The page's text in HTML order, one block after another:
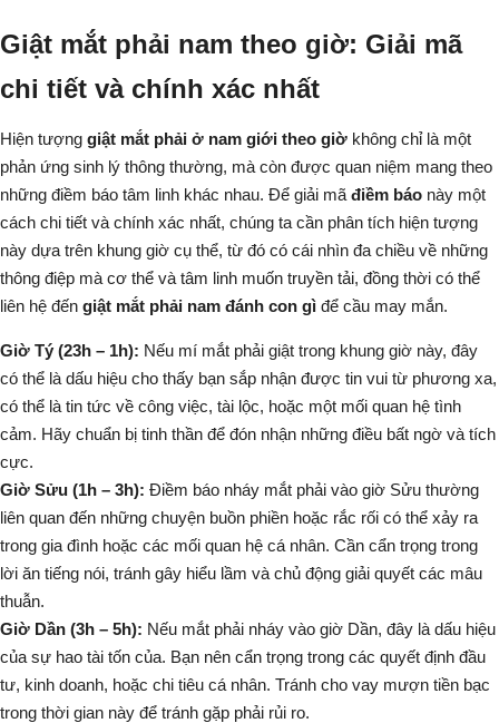
Giật mắt phải nam theo giờ: Giải mã
chi tiết và chính xác nhất
Hiện tượng giật mắt phải ở nam giới theo giờ không chỉ là một
phản ứng sinh lý thông thường, mà còn được quan niệm mang theo
những điềm báo tâm linh khác nhau. Để giải mã điềm báo này một
cách chi tiết và chính xác nhất, chúng ta cần phân tích hiện tượng
này dựa trên khung giờ cụ thể, từ đó có cái nhìn đa chiều về những
thông điệp mà cơ thể và tâm linh muốn truyền tải, đồng thời có thể
liên hệ đến giật mắt phải nam đánh con gì để cầu may mắn.
Giờ Tý (23h – 1h): Nếu mí mắt phải giật trong khung giờ này, đây
có thể là dấu hiệu cho thấy bạn sắp nhận được tin vui từ phương xa,
có thể là tin tức về công việc, tài lộc, hoặc một mối quan hệ tình
cảm. Hãy chuẩn bị tinh thần để đón nhận những điều bất ngờ và tích
cực.
Giờ Sửu (1h – 3h): Điềm báo nháy mắt phải vào giờ Sửu thường
liên quan đến những chuyện buồn phiền hoặc rắc rối có thể xảy ra
trong gia đình hoặc các mối quan hệ cá nhân. Cần cẩn trọng trong
lời ăn tiếng nói, tránh gây hiểu lầm và chủ động giải quyết các mâu
thuẫn.
Giờ Dần (3h – 5h): Nếu mắt phải nháy vào giờ Dần, đây là dấu hiệu
của sự hao tài tốn của. Bạn nên cẩn trọng trong các quyết định đầu
tư, kinh doanh, hoặc chi tiêu cá nhân. Tránh cho vay mượn tiền bạc
trong thời gian này để tránh gặp phải rủi ro.